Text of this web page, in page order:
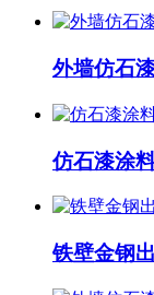
外墙仿石
仿石漆涂
铁壁金钢